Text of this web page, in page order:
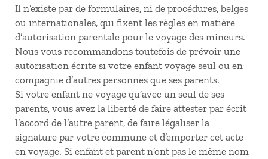
Il n’existe par de formulaires, ni de procédures, belges
ou internationales, qui fixent les règles en matière
d’autorisation parentale pour le voyage des mineurs.
Nous vous recommandons toutefois de prévoir une
autorisation écrite si votre enfant voyage seul ou en
compagnie d’autres personnes que ses parents.
Si votre enfant ne voyage qu’avec un seul de ses
parents, vous avez la liberté de faire attester par écrit
l’accord de l’autre parent, de faire légaliser la
signature par votre commune et d’emporter cet acte
en voyage. Si enfant et parent n’ont pas le même nom